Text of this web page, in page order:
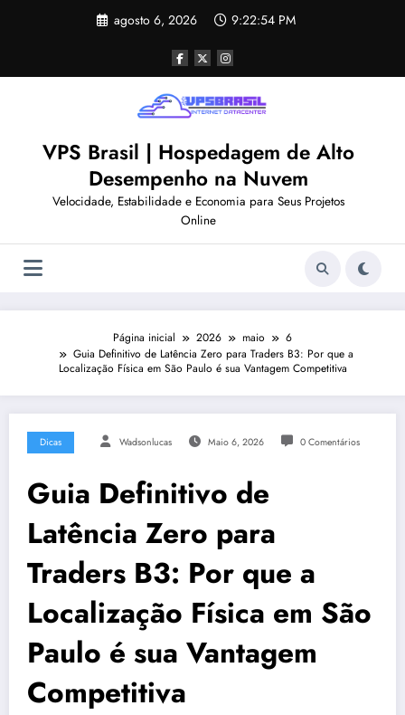
agosto 6, 2026 9:22:54 PM
VPS Brasil | Hospedagem de Alto
Desempenho na Nuvem
Velocidade, Estabilidade e Economia para Seus Projetos
Online
Página inicial 2026 maio
6
Guia Definitivo de Latência Zero para Traders B3: Por que a
Localização Física em São Paulo é sua Vantagem Competitiva
Dicas Wadsonlucas Maio 6, 2026 0 Comentários
Guia Definitivo de
Latência Zero para
Traders B3: Por que a
Localização Física em São
Paulo é sua Vantagem
Competitiva